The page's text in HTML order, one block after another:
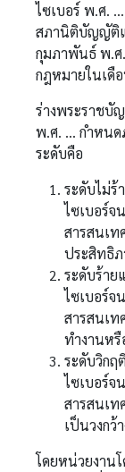
ไซเบอร์ พ.ศ.
สภานิติบัญญัติ
กุมภาพันธ์ พ.ศ.
กฎหมายในเดื
ร่างพระราชบั
พ.ศ. … กำหนด
ระดับคือ
ระดับไม่ร้
ไซเบอร์จ
สารสนเท
ประสิทธิ
ระดับร้าย
ไซเบอร์จ
สารสนเท
ทำงานหรื
ระดับวิกฤ
ไซเบอร์จ
สารสนเท
เป็นวงกว้
โดยหน่วยงาน